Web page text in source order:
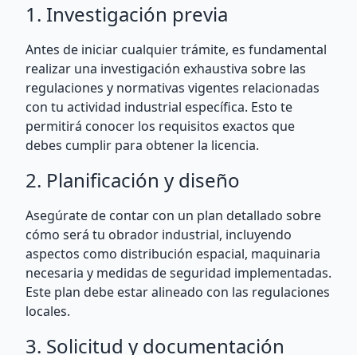
1. Investigación previa
Antes de iniciar cualquier trámite, es fundamental
realizar una investigación exhaustiva sobre las
regulaciones y normativas vigentes relacionadas
con tu actividad industrial específica. Esto te
permitirá conocer los requisitos exactos que
debes cumplir para obtener la licencia.
2. Planificación y diseño
Asegúrate de contar con un plan detallado sobre
cómo será tu obrador industrial, incluyendo
aspectos como distribución espacial, maquinaria
necesaria y medidas de seguridad implementadas.
Este plan debe estar alineado con las regulaciones
locales.
3. Solicitud y documentación